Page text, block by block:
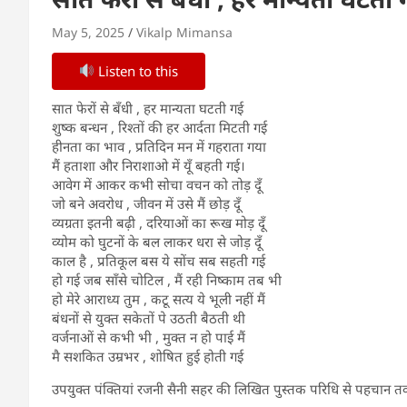
May 5, 2025 Vikalp Mimansa
Listen to this
सात फेरों से बँधी , हर मान्यता घटती गई
शुष्क बन्धन , रिश्तों की हर आर्दता मिटती गई
हीनता का भाव , प्रतिदिन मन में गहराता गया
मैं हताशा और निराशाओ में यूँ बहती गई।
आवेग में आकर कभी सोचा वचन को तोड़ दूँ
जो बने अवरोध , जीवन में उसे मैं छोड़ दूँ
व्यग्रता इतनी बढ़ी , दरियाओं का रूख मोड़ दूँ
व्योम को घुटनों के बल लाकर धरा से जोड़ दूँ
काल है , प्रतिकूल बस ये सोंच सब सहती गई
हो गई जब साँसे चोटिल , मैं रही निष्काम तब भी
हो मेरे आराध्य तुम , कटू सत्य ये भूली नहीं मैं
बंधनों से युक्त सकेतों पे उठती बैठती थी
वर्जनाओं से कभी भी , मुक्त न हो पाई मैं
मै सशकित उम्रभर , शोषित हुई होती गई
उपयुक्त पंक्तियां रजनी सैनी सहर की लिखित पुस्तक परिधि से पहचान